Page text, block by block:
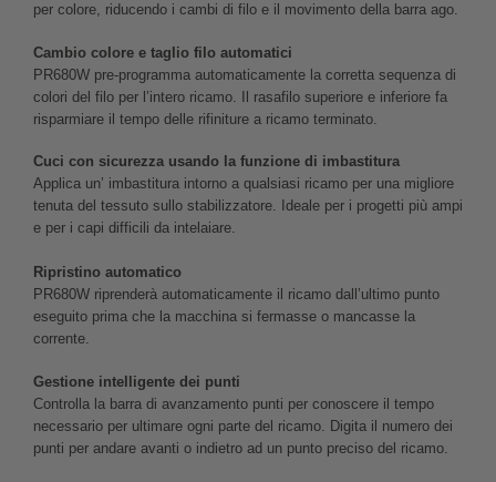
per colore, riducendo i cambi di filo e il movimento della barra ago.
Cambio colore e taglio filo automatici
PR680W pre-programma automaticamente la corretta sequenza di
colori del filo per l’intero ricamo. Il rasafilo superiore e inferiore fa
risparmiare il tempo delle rifiniture a ricamo terminato.
Cuci con sicurezza usando la funzione di imbastitura
Applica un’ imbastitura intorno a qualsiasi ricamo per una migliore
tenuta del tessuto sullo stabilizzatore. Ideale per i progetti più ampi
e per i capi difficili da intelaiare.
Ripristino automatico
PR680W riprenderà automaticamente il ricamo dall’ultimo punto
eseguito prima che la macchina si fermasse o mancasse la
corrente.
Gestione intelligente dei punti
Controlla la barra di avanzamento punti per conoscere il tempo
necessario per ultimare ogni parte del ricamo. Digita il numero dei
punti per andare avanti o indietro ad un punto preciso del ricamo.